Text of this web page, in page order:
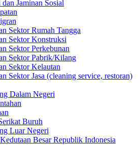
Jaminan Sosial
Sektor Rumah Tangga
Sektor Konstruksi
Sektor Perkebunan
Sektor Pabrik/Kilang
Sektor Kelautan
Sektor Jasa (cleaning service, restoran)
Dalam Negeri
Buruh
Luar Negeri
Besar Republik Indonesia